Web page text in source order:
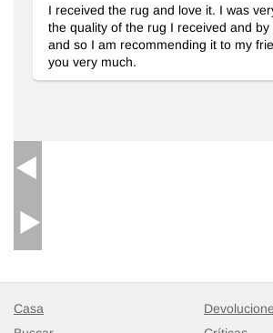
I received the rug and love it. I was
the quality of the rug I received and
and so I am recommending it to my
you very much.
Casa